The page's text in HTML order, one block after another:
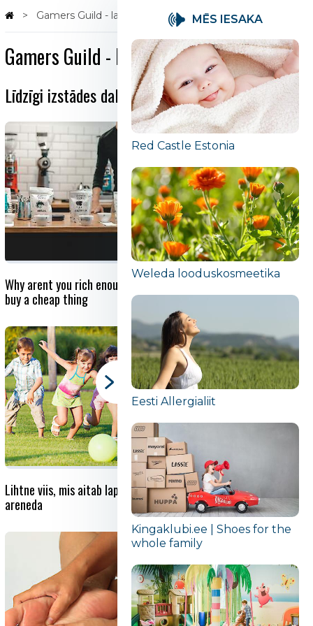
Gamers Guild - lauamänge igale maitsele
Gamers Guild - lauamänge igale maitsele
Līdzīgi izstādes dalībnieki
Why arent you rich enough to
buy a cheap thing
igale maitsele
Lihtne viis, mis aitab lapsel
areneda
Micro Dental Care - What Is
It?
MĒS IESAKA
Red Castle Estonia
Weleda looduskosmeetika
Eesti Allergialiit
Kingaklubi.ee | Shoes for the
whole family